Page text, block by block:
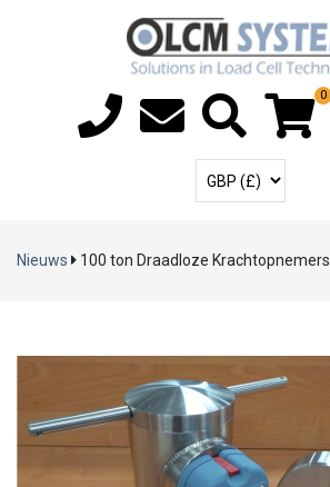
0
Selecteer Valuta
Nieuws 100 ton Draadloze Krachtopnemers